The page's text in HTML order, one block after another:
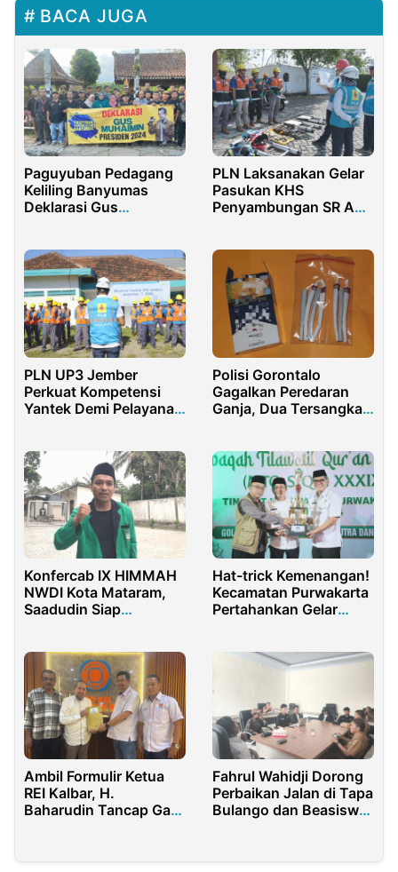
BACA JUGA
Paguyuban Pedagang
Keliling Banyumas
Deklarasi Gus
PLN Laksanakan Gelar
Pasukan KHS
Penyambungan SR APP
PLN UP3 Jember
Perkuat Kompetensi
Yantek Demi Pelayanan
Polisi Gorontalo
Gagalkan Peredaran
Ganja, Dua Tersangka
Konfercab IX HIMMAH
NWDI Kota Mataram,
Saadudin Siap
Hat-trick Kemenangan!
Kecamatan Purwakarta
Pertahankan Gelar
Ambil Formulir Ketua
REI Kalbar, H.
Baharudin Tancap Gas
Fahrul Wahidji Dorong
Perbaikan Jalan di Tapa
Bulango dan Beasiswa